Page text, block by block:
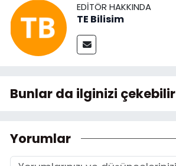
EDITÖR HAKKINDA
TE Bilisim
Bunlar da ilginizi çekebilir
Yorumlar